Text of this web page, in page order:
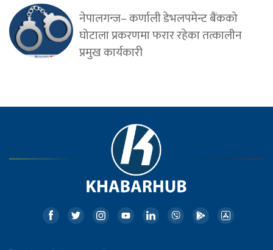
नेपालगन्ज– कर्णाली डेभलपमेन्ट बैंकको
घोटाला प्रकरणमा फरार रहेका तत्कालीन
प्रमुख कार्यकारी